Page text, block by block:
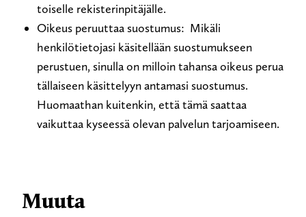
toiselle rekisterinpitäjälle.
Oikeus peruuttaa suostumus: Mikäli
henkilötietojasi käsitellään suostumukseen
perustuen, sinulla on milloin tahansa oikeus perua
tällaiseen käsittelyyn antamasi suostumus.
Huomaathan kuitenkin, että tämä saattaa
vaikuttaa kyseessä olevan palvelun tarjoamiseen.
Muuta